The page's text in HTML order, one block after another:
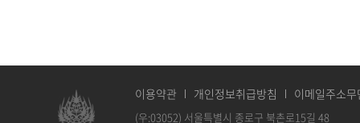
이용약관 개인정보취급방침 이메일주소
(우:03052) 서울특별시 종로구 북촌로15길 48